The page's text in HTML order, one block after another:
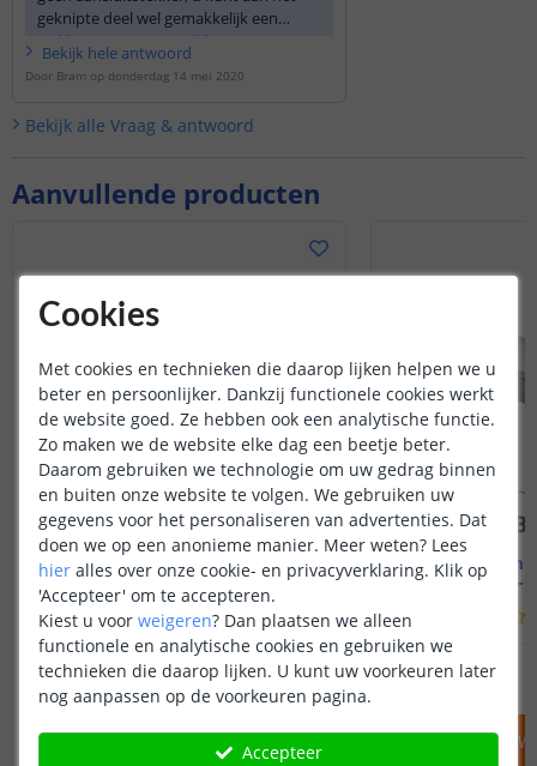
Aanvullende producten
2M - compleet profiel
Opbouw - smal en laag
(34 reviews)
OP VOORRAAD 22 ,95
IN WINKELWAGEN
1M -
Opbouw -
OP VOORRAAD
IN
geknipte deel wel gemakkelijk een
stekker type vrouw solderen
. Hiermee
heeft u alsnog een verbindingsstekker
aan het geknipte deel.
Bekijk hele antwoord
Door Bram op donderdag 14 mei 2020
Bekijk alle Vraag & antwoord
Cookies
Met cookies en technieken die daarop lijken helpen we u
beter en persoonlijker. Dankzij functionele cookies werkt
de website goed. Ze hebben ook een analytische functie.
Zo maken we de website elke dag een beetje beter.
Daarom gebruiken we technologie om uw gedrag binnen
en buiten onze website te volgen. We gebruiken uw
gegevens voor het personaliseren van advertenties. Dat
doen we op een anonieme manier. Meer weten? Lees
hier alles over onze cookie- en privacyverklaring. Klik op
'Accepteer' om te accepteren.
Kiest u voor weigeren? Dan plaatsen we alleen
functionele en analytische cookies en gebruiken we
technieken die daarop lijken. U kunt uw voorkeuren later
nog aanpassen op de voorkeuren pagina.
Accepteer